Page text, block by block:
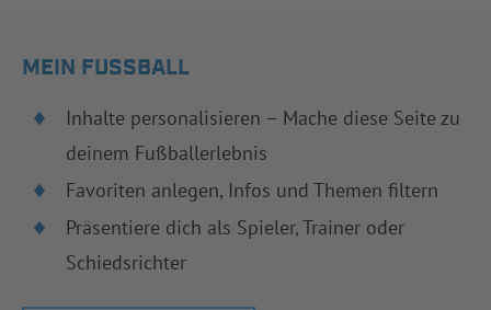
MEIN FUSSBALL
Inhalte personalisieren – Mache diese Seite zu
deinem Fußballerlebnis
Favoriten anlegen, Infos und Themen filtern
Präsentiere dich als Spieler, Trainer oder
Schiedsrichter